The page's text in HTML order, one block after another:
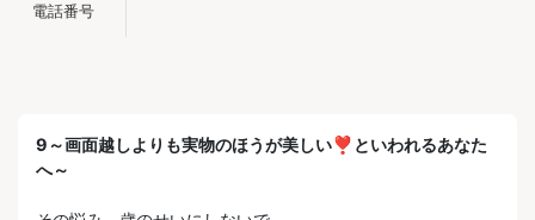
電話番号
9～画面越しよりも実物のほうが美しい❣といわれるあなた
へ～